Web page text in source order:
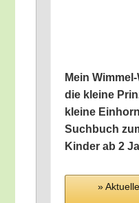
Mein
die klei­ne
klei­ne
Such­buch
Kin­der ab 2
»